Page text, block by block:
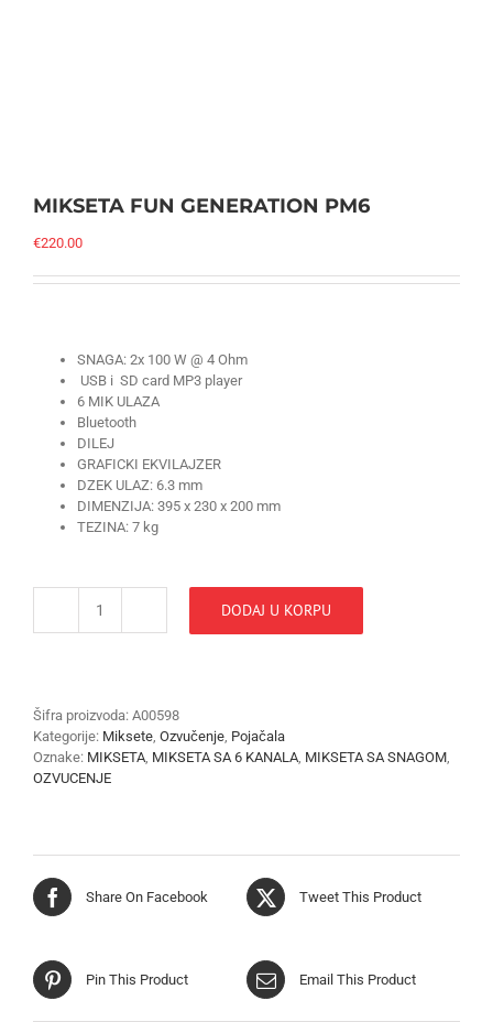
MIKSETA FUN GENERATION PM6
€220.00
SNAGA: 2x 100 W @ 4 Ohm
USB i SD card MP3 player
6 MIK ULAZA
Bluetooth
DILEJ
GRAFICKI EKVILAJZER
DZEK ULAZ: 6.3 mm
DIMENZIJA: 395 x 230 x 200 mm
TEZINA: 7 kg
MIKSETA
DODAJ U KORPU
Šifra proizvoda: A00598
Kategorije: Miksete, Ozvučenje, Pojačala
Oznake: MIKSETA, MIKSETA SA 6 KANALA, MIKSETA SA SNAGOM,
OZVUCENJE
Share On Facebook Tweet This Product
Pin This Product Email This Product